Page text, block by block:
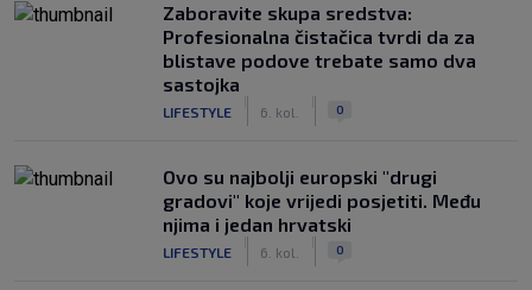
Zaboravite skupa sredstva:
Profesionalna čistačica tvrdi da za
blistave podove trebate samo dva
sastojka
LIFESTYLE 6. kol. 0
Ovo su najbolji europski "drugi
gradovi" koje vrijedi posjetiti. Među
njima i jedan hrvatski
LIFESTYLE 6. kol. 0